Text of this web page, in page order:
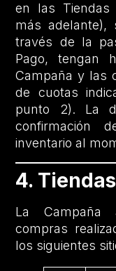
en las Tiendas
más adelante),
través de la
Pago, tengan
Campaña y las
de cuotas
punto 2). La
confirmación
inventario al
4.
La Campaña
compras
los siguientes